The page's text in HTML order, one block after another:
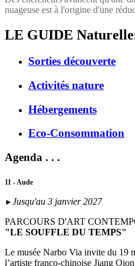
nuageuse est à l'origine d'une
LE GUIDE
Sorties découverte
Activités nature
Hébergements
Eco-Consommation
Agenda . . .
11 - Aude
► Jusqu'au 3 janvier 2027
PARCOURS D'ART
"LE SOUFFLE DU TEMPS"
Le musée Narbo Via invite du 19
l’artiste franco-chinoise Jiang